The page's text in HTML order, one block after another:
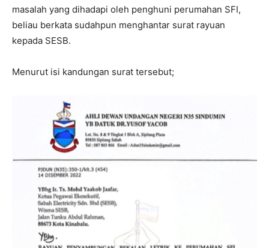
masalah yang dihadapi oleh penghuni perumahan SFI,
beliau berkata sudahpun menghantar surat rayuan
kepada SESB.
Menurut isi kandungan surat tersebut;